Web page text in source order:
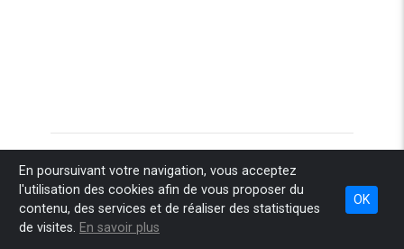
Combien ça coûte Nos engagements Espace recruteur
Espace conseil Contact
En poursuivant votre navigation, vous acceptez
l'utilisation des cookies afin de vous proposer du
contenu, des services et de réaliser des statistiques
de visites. En savoir plus
OK